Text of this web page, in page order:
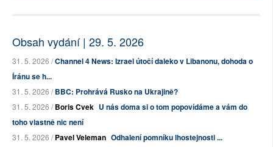
Obsah vydání | 29. 5. 2026
31. 5. 2026 /Channel 4 News: Izrael útočí daleko v Libanonu, dohoda o
Íránu se h...
31. 5. 2026 /BBC: Prohrává Rusko na Ukrajině?
31. 5. 2026 /Boris Cvek U nás doma si o tom popovídáme a vám do
toho vlastně nic není
31. 5. 2026 /Pavel Veleman Odhalení pomníku lhostejnosti ...